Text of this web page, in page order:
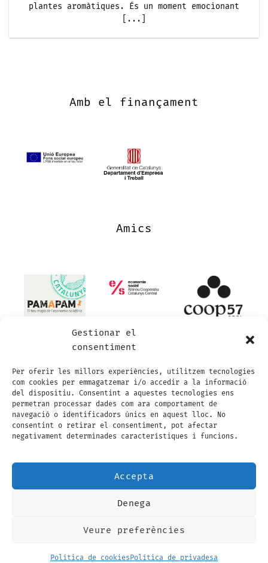
Gestionar el
consentiment
Per oferir les millors experiències, utilitzem tecnologies
com cookies per emmagatzemar i/o accedir a la informació
del dispositiu. Consentint a aquestes tecnologies ens
permetran processar dades com ara comportament de
navegació o identificadors únics en aquest lloc. No
consentint o retirar el consentiment, pot afectar
negativament determinades característiques i funcions.
Accepta
Denega
Veure preferències
Política de cookies Política de privadesa
plantes aromàtiques. És un moment emocionant
[...]
Amb el finançament
Amics
MasterCard
AVÍS LEGAL
POLÍTICA DE PRIVADESA
CONDICIONS GENERALS DE CONTRACTACIÓ